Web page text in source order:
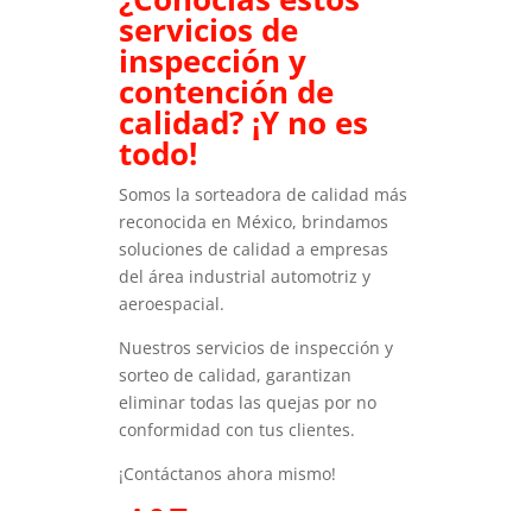
servicios de
inspección y
contención de
calidad? ¡Y no es
todo!
Somos la sorteadora de calidad más
reconocida en México, brindamos
soluciones de calidad a empresas
del área industrial automotriz y
aeroespacial.
Nuestros servicios de inspección y
sorteo de calidad, garantizan
eliminar todas las quejas por no
conformidad con tus clientes.
¡Contáctanos ahora mismo!